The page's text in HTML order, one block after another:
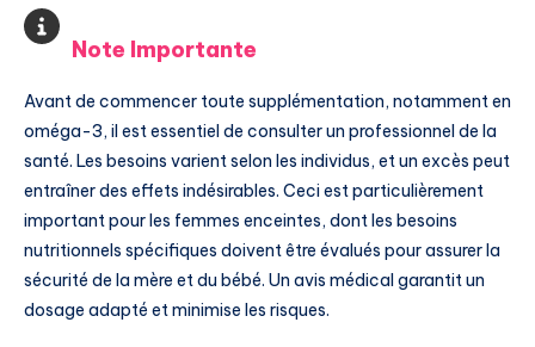
Note Importante
Avant de commencer toute supplémentation, notamment en
oméga-3, il est essentiel de consulter un professionnel de la
santé. Les besoins varient selon les individus, et un excès peut
entraîner des effets indésirables. Ceci est particulièrement
important pour les femmes enceintes, dont les besoins
nutritionnels spécifiques doivent être évalués pour assurer la
sécurité de la mère et du bébé. Un avis médical garantit un
dosage adapté et minimise les risques.